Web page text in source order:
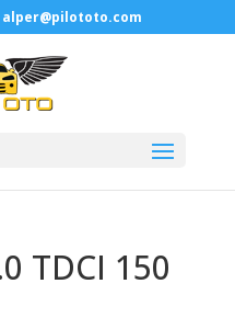
alper@pilototo.com
TDCI 150